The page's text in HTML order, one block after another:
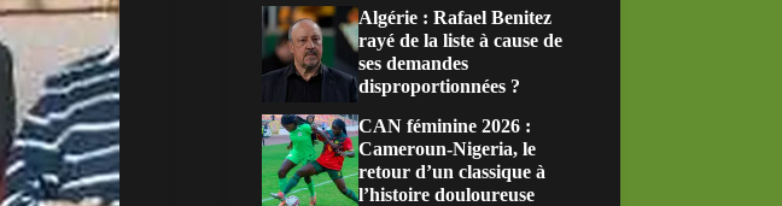
Algérie : Rafael Benitez
rayé de la liste à cause de
ses demandes
disproportionnées ?
CAN féminine 2026 :
Cameroun-Nigeria, le
retour d’un classique à
l’histoire douloureuse